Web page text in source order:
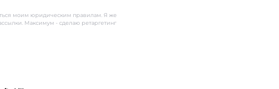
моим юридическим правилам. Я же
Максимум - сделаю ретаргетинг